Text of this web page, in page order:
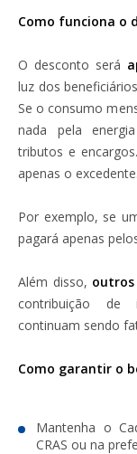
Como funciona o
O desconto será
luz dos
Se o consumo
nada pela
tributos e
apenas o excedente.
Por exemplo, se
pagará apenas
Além disso,
contribuição de
continuam sendo
Como garantir o
Mantenha o
CRAS ou na